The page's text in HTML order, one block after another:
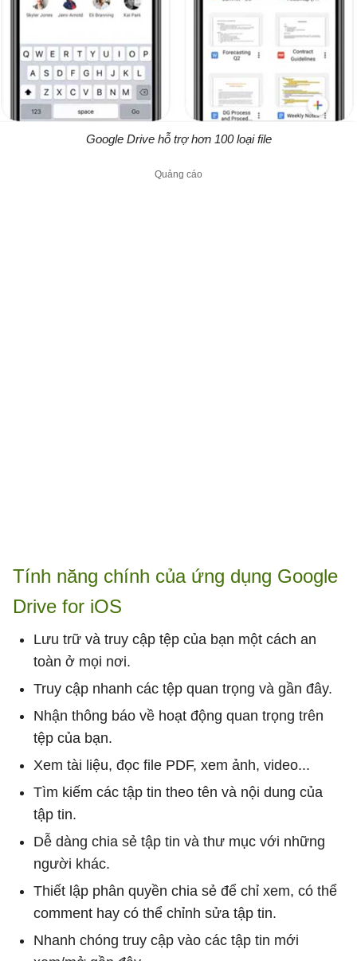
Google Drive hỗ trợ hơn 100 loại file
Tính năng chính của ứng dụng Google
Drive for iOS
Lưu trữ và truy cập tệp của bạn một cách an
toàn ở mọi nơi.
Truy cập nhanh các tệp quan trọng và gần đây.
Nhận thông báo về hoạt động quan trọng trên
tệp của bạn.
Xem tài liệu, đọc file PDF, xem ảnh, video...
Tìm kiếm các tập tin theo tên và nội dung của
tập tin.
Dễ dàng chia sẻ tập tin và thư mục với những
người khác.
Thiết lập phân quyền chia sẻ để chỉ xem, có thể
comment hay có thể chỉnh sửa tập tin.
Nhanh chóng truy cập vào các tập tin mới